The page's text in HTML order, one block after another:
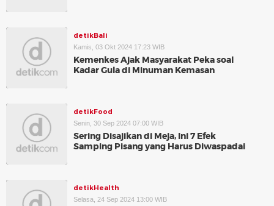
detikBali
Kamis, 03 Okt 2024 17:23 WIB
Kemenkes Ajak Masyarakat Peka soal
Kadar Gula di Minuman Kemasan
detikFood
Senin, 30 Sep 2024 07:00 WIB
Sering Disajikan di Meja, Ini 7 Efek
Samping Pisang yang Harus Diwaspadai
detikHealth
Selasa, 24 Sep 2024 13:00 WIB